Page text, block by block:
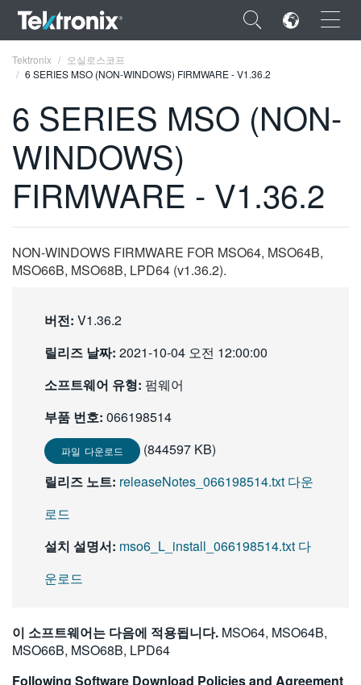
×
ENGLISH
FRANÇAIS
VIỆT NAM
简体中文
日本語
한국어
繁體中文
Tektronix
오실로스코프
6 SERIES MSO (NON-WINDOWS) FIRMWARE - V1.36.2
6 SERIES MSO (NON-
WINDOWS)
FIRMWARE - V1.36.2
NON-WINDOWS FIRMWARE FOR MSO64, MSO64B,
MSO66B, MSO68B, LPD64 (v1.36.2).
버전: V1.36.2
릴리즈 날짜: 2021-10-04 오전 12:00:00
소프트웨어 유형: 펌웨어
부품 번호: 066198514
파일 다운로드
(844597 KB)
릴리즈 노트: releaseNotes_066198514.txt 다운
로드
설치 설명서: mso6_L_install_066198514.txt 다
운로드
이 소프트웨어는 다음에 적용됩니다. MSO64, MSO64B,
MSO66B, MSO68B, LPD64
Following Software Download Policies and Agreement